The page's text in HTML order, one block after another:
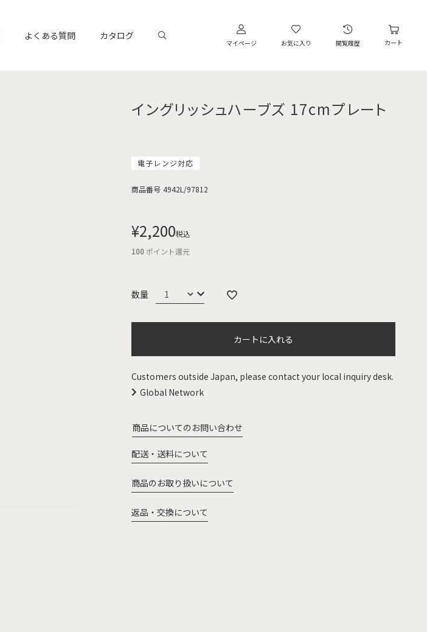
よくある質問 カタログ
マイページ お気に入り 閲覧履歴 カート
イングリッシュハーブズ 17cmプレート
電子レンジ対応
商品番号 4942L/97812
¥2,200税込
100ポイント還元
カートに入れる
Customers outside Japan, please contact your local inquiry desk.
Global Network
商品についてのお問い合わせ
配送・送料について
商品のお取り扱いについて
返品・交換について